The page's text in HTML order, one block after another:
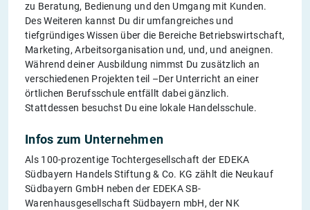
zu Beratung, Bedienung und den Umgang mit Kunden.
Des Weiteren kannst Du dir umfangreiches und
tiefgründiges Wissen über die Bereiche Betriebswirtschaft,
Marketing, Arbeitsorganisation und, und, und aneignen.
Während deiner Ausbildung nimmst Du zusätzlich an
verschiedenen Projekten teil –Der Unterricht an einer
örtlichen Berufsschule entfällt dabei gänzlich.
Stattdessen besuchst Du eine lokale Handelsschule.
Infos zum Unternehmen
Als 100-prozentige Tochtergesellschaft der EDEKA
Südbayern Handels Stiftung & Co. KG zählt die Neukauf
Südbayern GmbH neben der EDEKA SB-
Warenhausgesellschaft Südbayern mbH, der NK